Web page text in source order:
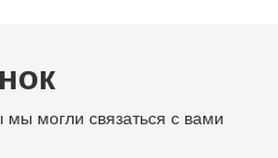
могли связаться с вами